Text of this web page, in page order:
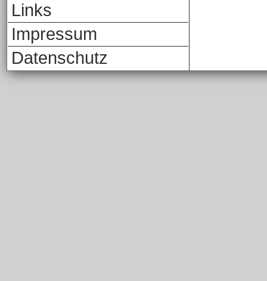
Links
Impressum
Datenschutz